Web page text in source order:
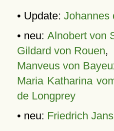
• Update: Johannes
• neu: Alnobert von
Gildard von Rouen,
Manveus von
Maria Katharina
de Longprey
• neu: Friedrich